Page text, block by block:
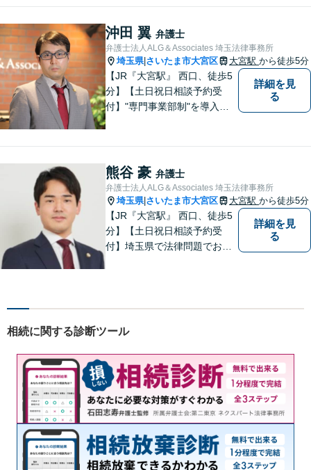
す。まずはご相談をお聞かせ
ください。
沖田 翼 弁護士
弁護士法人ALG＆Associates 埼玉法律事務所
埼玉県| さいたま市大宮区 大宮駅 から徒歩5分
【JR『大宮駅』 西口、徒歩5
分】【土日祝日相談予約受
付】"専門事業部制"を導入
詳細を見
る
熊谷 豪 弁護士
弁護士法人ALG＆Associates 埼玉法律事務所
埼玉県| さいたま市大宮区 大宮駅 から徒歩5分
【JR『大宮駅』 西口、徒歩5
分】【土日祝日相談予約受
付】埼玉県で法律問題でお困
にご相談ください。
詳細を見
る
相続に関する診断ツール